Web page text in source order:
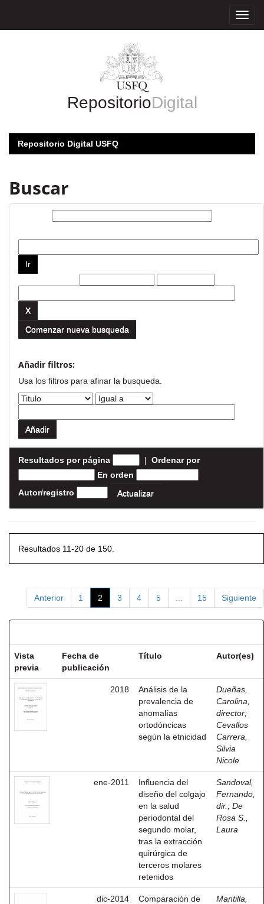
RepositorioDigital
Repositorio Digital USFQ
Buscar
Comenzar nueva busqueda
Añadir filtros:
Usa los filtros para afinar la busqueda.
Resultados por página | Ordenar por
En orden
Autor/registro
Resultados 11-20 de 150.
Anterior 1 2 3 4 5 15 Siguiente
Vista
previa
Fecha de
publicación
Título Autor(es)
2018
Análisis de la
prevalencia de
anomalías
ortodóncicas
según la etnicidad
Dueñas,
Carolina,
director;
Cevallos
Carrera,
Silvia
Nicole
ene-2011
Influencia del
diseño del colgajo
en la salud
periodontal del
segundo molar,
tras la extracción
quirúrgica de
terceros molares
retenidos
Sandoval,
Fernando,
dir. ; De
Rosa S.,
Laura
dic-2014
Comparación de
Mantilla,